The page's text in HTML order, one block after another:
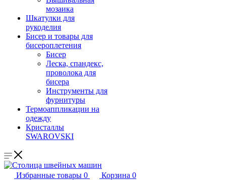
мозаика
Шкатулки для
рукоделия
Бисер и товары для
бисероплетения
Бисер
Леска, спандекс,
проволока для
бисера
Инструменты для
фурнитуры
Термоаппликации на
одежду
Кристаллы
SWAROVSKI
Избранные товары 0 Корзина 0